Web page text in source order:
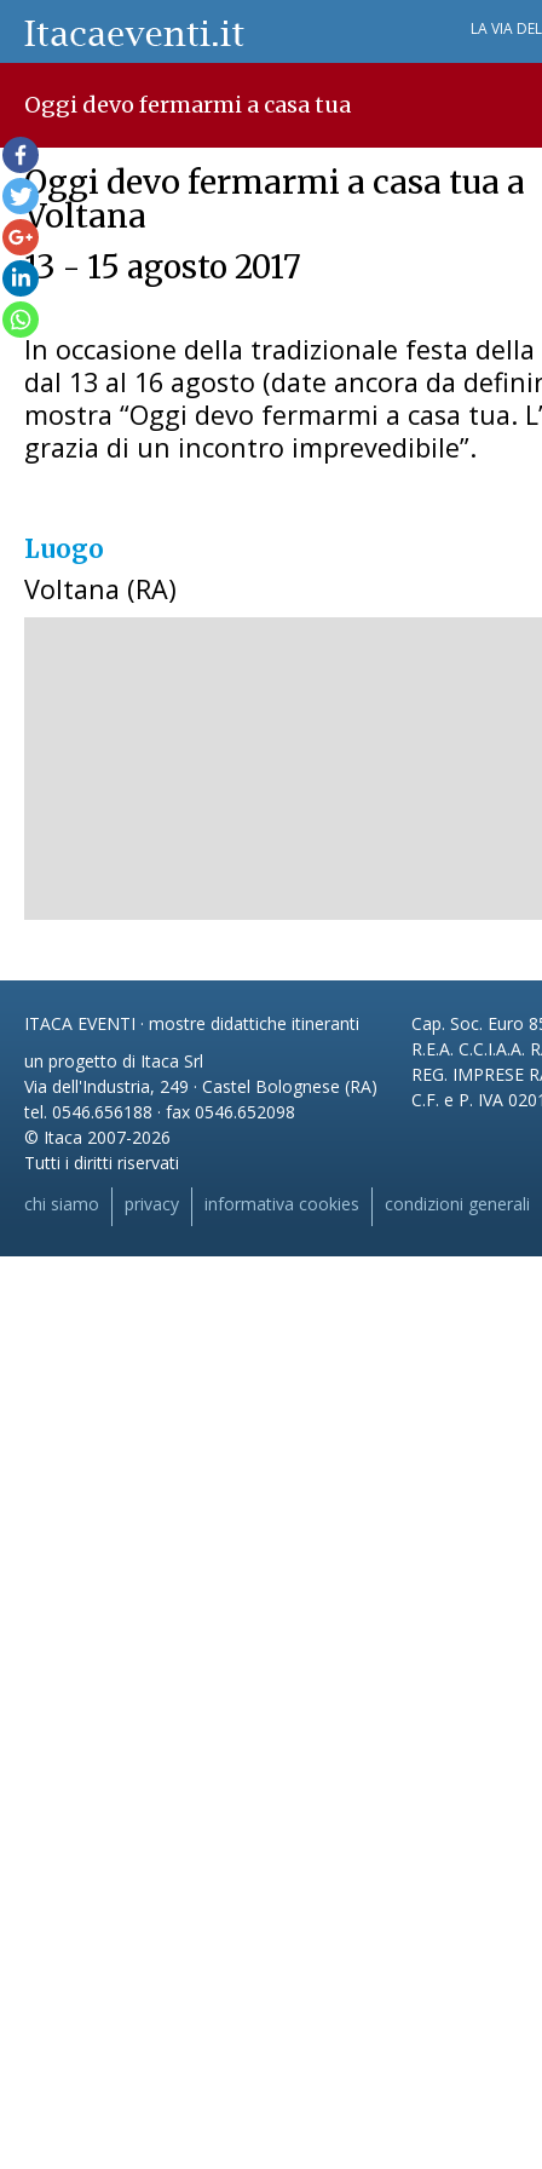
LA VIA
Oggi devo fermarmi a casa tua
Oggi devo fermarmi a casa tua a
Voltana
13 - 15 agosto 2017
In occasione della tradizionale festa della
dal 13 al 16 agosto (date ancora da
mostra “Oggi devo fermarmi a casa tua.
grazia di un incontro imprevedibile”.
Luogo
Voltana (RA)
ITACA EVENTI · mostre didattiche itineranti
un progetto di Itaca Srl
Via dell'Industria, 249 · Castel Bolognese (RA)
tel. 0546.656188 · fax 0546.652098
© Itaca 2007-2026
Tutti i diritti riservati
Cap. Soc. Euro
R.E.A. C.C.I.A.A.
REG. IMPRESE
C.F. e P. IVA
chi siamo privacy informativa cookies condizioni generali